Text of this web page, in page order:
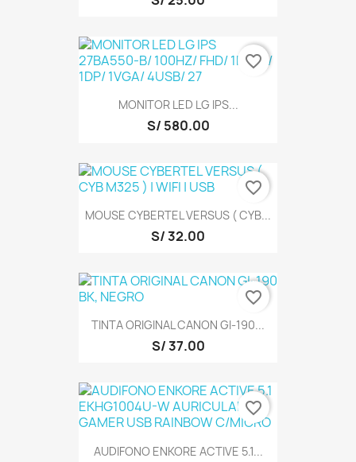
MONITOR LED LG IPS...
S/ 580.00
favorite_border
MOUSE CYBERTEL VERSUS ( CYB...
S/ 32.00
favorite_border
TINTA ORIGINAL CANON GI-190...
S/ 37.00
favorite_border
AUDIFONO ENKORE ACTIVE 5.1...
favorite_border